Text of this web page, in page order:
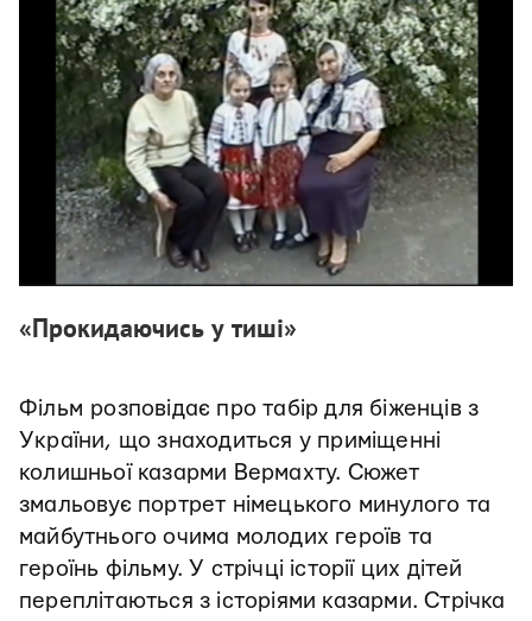
«Прокидаючись у тиші»
Фільм розповідає про табір для біженців з
України, що знаходиться у приміщенні
колишньої казарми Вермахту. Сюжет
змальовує портрет німецького минулого та
майбутнього очима молодих героїв та
героїнь фільму. У стрічці історії цих дітей
переплітаються з історіями казарми. Стрічка